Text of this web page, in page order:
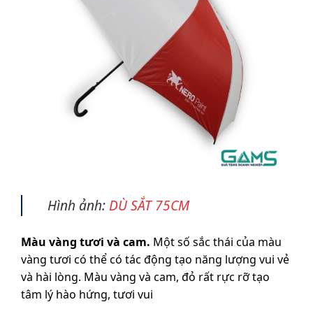
Hình ảnh:DÙ SẮT 75CM
Màu vàng tươi và cam. Một số sắc thái của màu
vàng tươi có thể có tác động tạo năng lượng vui vẻ
và hài lòng. Màu vàng và cam, đỏ rất rực rỡ tạo
tâm lý hào hứng, tươi vui